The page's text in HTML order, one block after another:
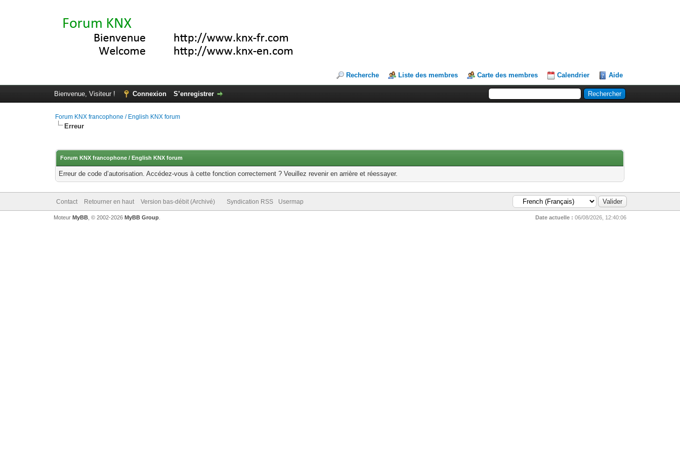
Recherche Liste des membres Carte des membres Calendrier Aide
Bienvenue, Visiteur ! Connexion S’enregistrer
Forum KNX francophone / English KNX forum
Erreur
Forum KNX francophone / English KNX forum
Erreur de code d’autorisation. Accédez-vous à cette fonction correctement ? Veuillez revenir en arrière et réessayer.
Contact Retourner en haut Version bas-débit (Archivé) Syndication RSS Usermap
Date actuelle : 06/08/2026, 12:40:06
Moteur MyBB, © 2002-2026 MyBB Group.